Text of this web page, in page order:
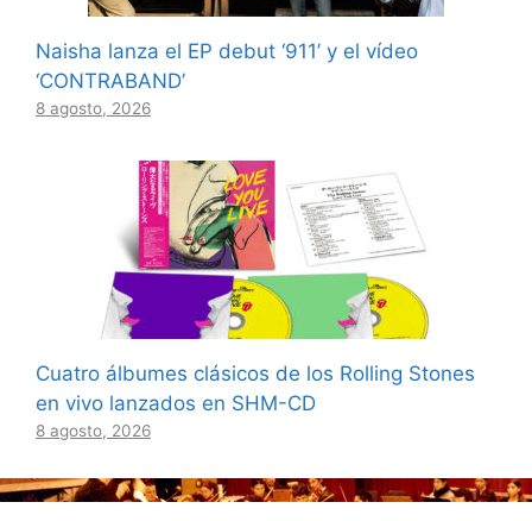
Naisha lanza el EP debut ‘911’ y el vídeo
‘CONTRABAND’
8 agosto, 2026
Cuatro álbumes clásicos de los Rolling Stones
en vivo lanzados en SHM-CD
8 agosto, 2026